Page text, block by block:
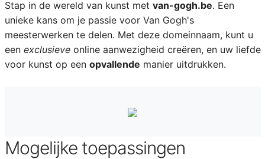
Stap in de wereld van kunst met van-gogh.be. Een
unieke kans om je passie voor Van Gogh's
meesterwerken te delen. Met deze domeinnaam, kunt u
een exclusieveonline aanwezigheid creëren, en uw liefde
voor kunst op een opvallende manier uitdrukken.
Mogelijke toepassingen